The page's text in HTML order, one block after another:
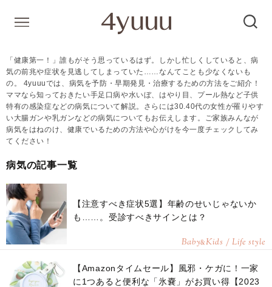
「健康第一！」誰もがそう思っているはず。しかし忙しくしていると、病
気の前兆や症状を見逃してしまっていた……なんてことも少なくないも
の。 4yuuuでは、病気を予防・早期発見・治療するための方法をご紹介！
ママなら知っておきたい手足口病や水いぼ、はやり目、プール熱など子供
特有の感染症などの病気について解説。さらには30.40代の女性が罹りやす
い大腸ガンや乳ガンなどの病気についてもお伝えします。ご家族みんなが
病気をはねのけ、健康でいるための方法や心がけを今一度チェックしてみ
てください！
病気の記事一覧
【注意すべき症状5選】年齢のせいじゃないか
も……。受診すべきサインとは？
Baby&Kids / Life style
【Amazonタイムセール】風邪・ケガに！一家
に1つあると便利な「氷嚢」がお買い得【2023